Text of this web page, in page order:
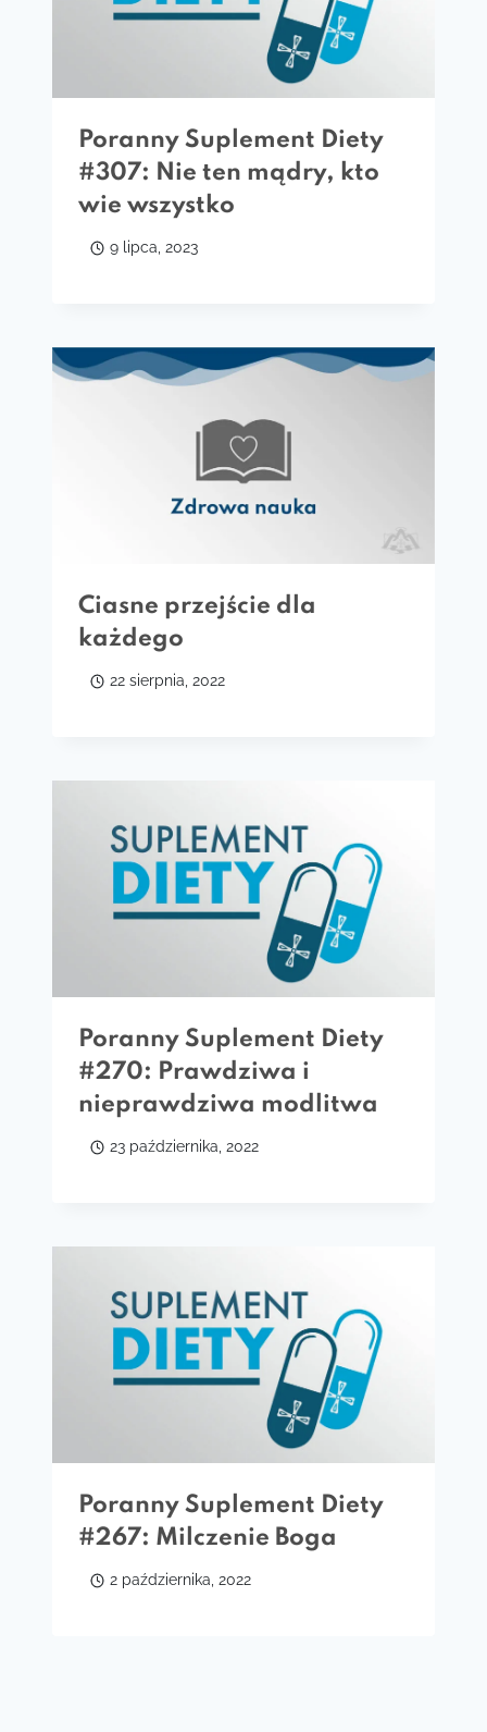
Poranny Suplement Diety
#307: Nie ten mądry, kto
wie wszystko
9 lipca, 2023
Ciasne przejście dla
każdego
22 sierpnia, 2022
Poranny Suplement Diety
#270: Prawdziwa i
nieprawdziwa modlitwa
23 października, 2022
Poranny Suplement Diety
#267: Milczenie Boga
2 października, 2022